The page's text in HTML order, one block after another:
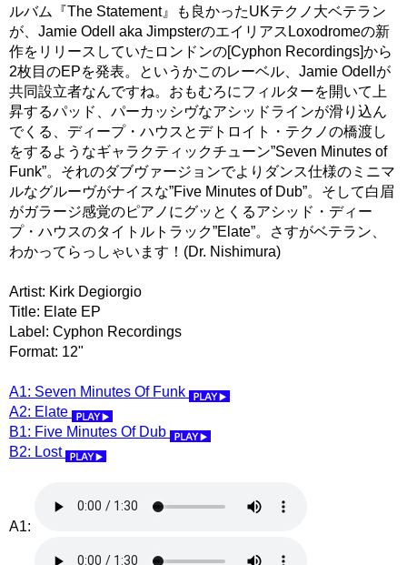
ルバム『The Statement』も良かったUKテクノ大ベテラン
が、Jamie Odell aka JimpsterのエイリアスLoxodromeの新
作をリリースしていたロンドンの[Cyphon Recordings]から
2枚目のEPを発表。というかこのレーベル、Jamie Odellが
共同設立者なんですね。おもむろにフィルターを開いて上
昇するパッド、パーカッシヴなアシッドラインが滑り込ん
でくる、ディープ・ハウスとデトロイト・テクノの橋渡し
をするようなギャラクティックチューン”Seven Minutes of
Funk”。それのダブヴァージョンでよりダンス仕様のミニマ
ルなグルーヴがナイスな”Five Minutes of Dub”。そして白眉
がガラージ感覚のピアノにグッとくるアシッド・ディー
プ・ハウスのタイトルトラック”Elate”。さすがベテラン、
わかってらっしゃいます！(Dr. Nishimura)
Artist: Kirk Degiorgio
Title: Elate EP
Label: Cyphon Recordings
Format: 12"
A1: Seven Minutes Of Funk
A2: Elate
B1: Five Minutes Of Dub
B2: Lost
A1: